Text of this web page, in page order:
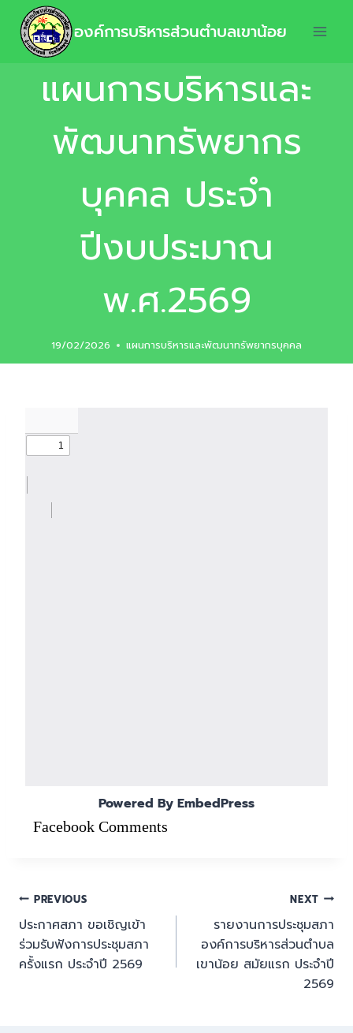
องค์การบริหารส่วนตำบลเขาน้อย
แผนการบริหารและ
พัฒนาทรัพยากร
บุคคล ประจำ
ปีงบประมาณ
พ.ศ.2569
19/02/2026 แผนการบริหารและพัฒนาทรัพยากรบุคคล
Powered By EmbedPress
Facebook Comments
PREVIOUS
ประกาศสภา ขอเชิญเข้า
ร่วมรับฟังการประชุมสภา
ครั้งแรก ประจำปี 2569
NEXT
รายงานการประชุมสภา
องค์การบริหารส่วนตำบล
เขาน้อย สมัยแรก ประจำปี
2569